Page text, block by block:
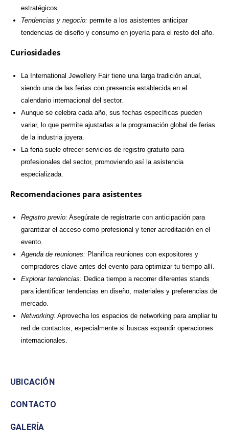
estratégicos.
Tendencias y negocio: permite a los asistentes anticipar
tendencias de diseño y consumo en joyería para el resto del año.
Curiosidades
La International Jewellery Fair tiene una larga tradición anual,
siendo una de las ferias con presencia establecida en el
calendario internacional del sector.
Aunque se celebra cada año, sus fechas específicas pueden
variar, lo que permite ajustarlas a la programación global de ferias
de la industria joyera.
La feria suele ofrecer servicios de registro gratuito para
profesionales del sector, promoviendo así la asistencia
especializada.
Recomendaciones para asistentes
Registro previo: Asegúrate de registrarte con anticipación para
garantizar el acceso como profesional y tener acreditación en el
evento.
Agenda de reuniones: Planifica reuniones con expositores y
compradores clave antes del evento para optimizar tu tiempo allí.
Explorar tendencias: Dedica tiempo a recorrer diferentes stands
para identificar tendencias en diseño, materiales y preferencias de
mercado.
Networking: Aprovecha los espacios de networking para ampliar tu
red de contactos, especialmente si buscas expandir operaciones
internacionales.
UBICACIÓN
CONTACTO
GALERÍA